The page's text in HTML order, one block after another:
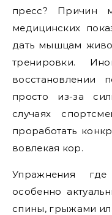
пресс? Причин
медицинских
дать мышцам
тренировки.
восстановлении
просто из-за
случаях
проработать
вовлекая кор.
Упражнения
особенно
спины, грыжами